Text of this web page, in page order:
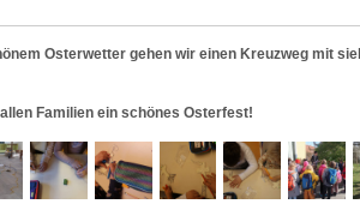
Osterwetter gehen wir einen Kreuzweg mit
Familien ein schönes Osterfest!